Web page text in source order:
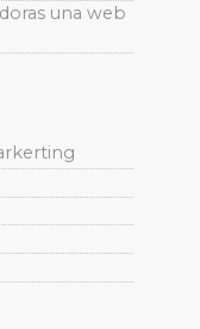
una web